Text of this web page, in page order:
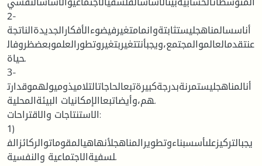
2-
أناسسالمناهجليستثابتةوانمامتغيرفيضوءالأفكارالجديدةالناتجة
عنتقدمالعالموالمجتمع،ويجبأنتتغيربتغيروتطورالعلموبعضظروفال
حياة.
3-
أنالمناهجليستمرنةبدرجةكبيرةتبعالحاجاتالتلاميذوميولهموقدارت
هم،وأيضاتبعاالإمكانيات البيئةالمحلية.
الاستنتاجات والاقتراحات:
1)
يجبالتركيزعلىأسسبناءوتطويرالمناهجلأنهاهيالمقوماتوالركائزالف
لسفيةالاجتماعية والنفسية.